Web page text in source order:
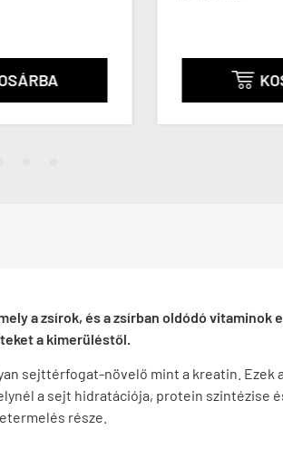

a zsírok, és a zsírban oldódó vitaminok
a kimerüléstől.
sejttérfogat-növelő mint a kreatin. Ezek
a sejt hidratációja, protein szintézise
része.